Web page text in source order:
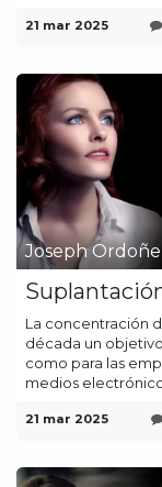
21 mar 2025
Joseph
La concentración
década un
como para las
medios
21 mar 2025